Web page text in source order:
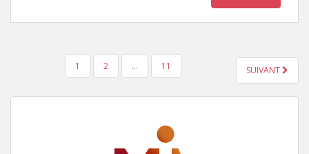
NAVIGATION DES ARTICLES
1 2 … 11 SUIVANT